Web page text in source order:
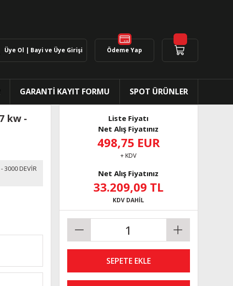
Üye Ol | Bayi ve Üye Girişi Ödeme Yap
GARANTİ KAYIT FORMU SPOT ÜRÜNLER
kw -
3000 DEVİR
Liste Fiyatı
Net Alış Fiyatınız
498,75 EUR
+ KDV
Net Alış Fiyatınız
33.209,09 TL
KDV DAHİL
SEPETE EKLE